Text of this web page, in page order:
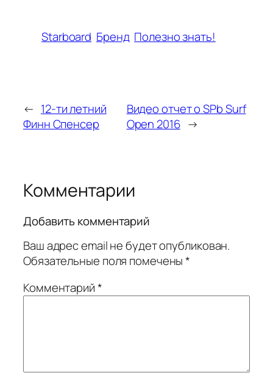
Starboard Бренд Полезно знать!
← 12-ти летний
Финн Спенсер
Видео отчет о SPb Surf
Open 2016 →
Комментарии
Добавить комментарий
Ваш адрес email не будет опубликован.
Обязательные поля помечены*
Комментарий*